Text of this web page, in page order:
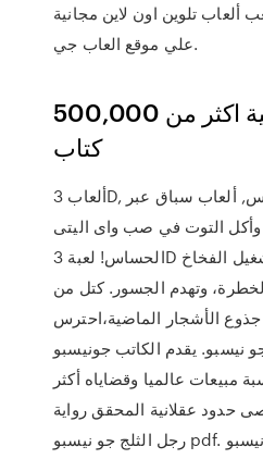
ألعاب تلوين اون لاين مجانية
علي موقع العاب جي.
اكبر مكتبة عربية اكثر من 500,000
كتاب
ألعاب 3D, صب واى اليتى الحساس, ألعاب سباق عبر
التوت في صب واى اليتى
الحساس! لعبة 3D مع التحديات لتشغيل الفخاخ
وتهدم الجسور. كتل من
الأشجار الماضية،احترس
نيسبو. يقدم الكاتب جونيسبو
مبيعات عالميا وقضاياه أكثر
حدود عقلانية المحقق رواية
رجل الثلج جو نيسبو pdf. رواية رجل الثلج جو نيسبو pdf